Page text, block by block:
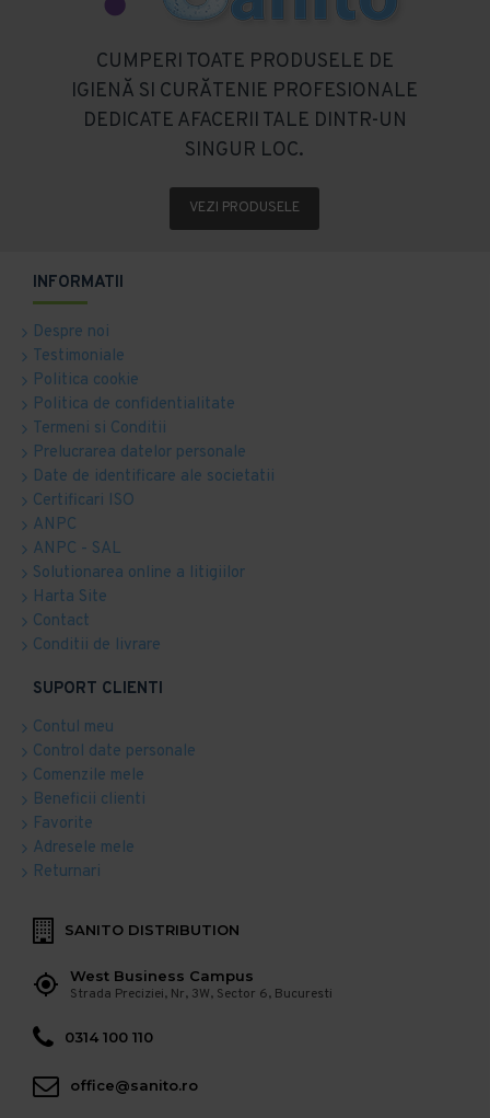
CUMPERI TOATE PRODUSELE DE
IGIENĂ SI CURĂTENIE PROFESIONALE
DEDICATE AFACERII TALE DINTR-UN
SINGUR LOC.
VEZI PRODUSELE
INFORMATII
Despre noi
Testimoniale
Politica cookie
Politica de confidentialitate
Termeni si Conditii
Prelucrarea datelor personale
Date de identificare ale societatii
Certificari ISO
ANPC
ANPC - SAL
Solutionarea online a litigiilor
Harta Site
Contact
Conditii de livrare
SUPORT CLIENTI
Contul meu
Control date personale
Comenzile mele
Beneficii clienti
Favorite
Adresele mele
Returnari
SANITO DISTRIBUTION
West Business Campus
Strada Preciziei, Nr, 3W, Sector 6, Bucuresti
0314 100 110
office@sanito.ro